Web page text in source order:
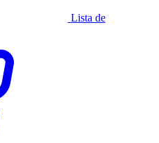
Lista de